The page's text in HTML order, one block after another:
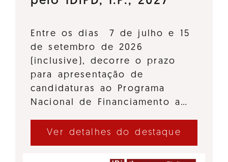
Entre os dias 7 de julho e 15
de setembro de 2026
(inclusive), decorre o prazo
para apresentação de
candidaturas ao Programa
Nacional de Financiamento a…
Ver detalhes do destaque